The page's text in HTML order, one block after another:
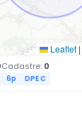
Cadastre: 0
6p DPE C
Leaflet |